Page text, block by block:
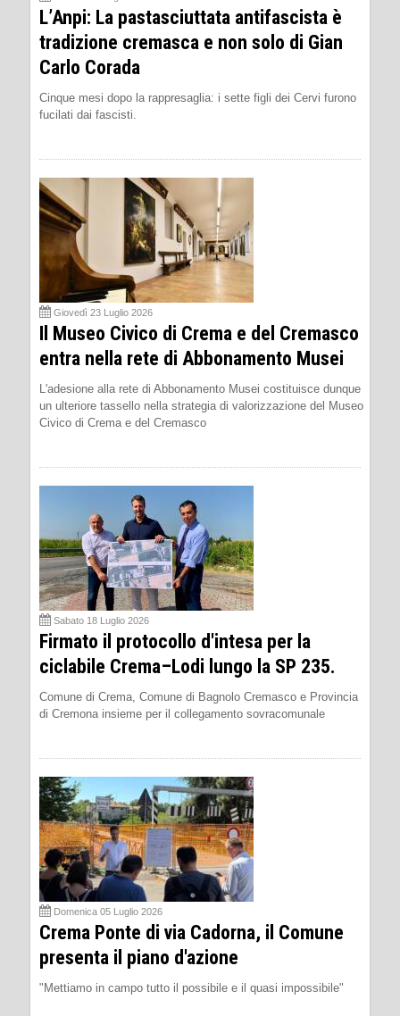
L’Anpi: La pastasciuttata antifascista è
tradizione cremasca e non solo di Gian
Carlo Corada
Cinque mesi dopo la rappresaglia: i sette figli dei Cervi furono
fucilati dai fascisti.
Giovedì 23 Luglio 2026
Il Museo Civico di Crema e del Cremasco
entra nella rete di Abbonamento Musei
L'adesione alla rete di Abbonamento Musei costituisce dunque
un ulteriore tassello nella strategia di valorizzazione del Museo
Civico di Crema e del Cremasco
Sabato 18 Luglio 2026
Firmato il protocollo d'intesa per la
ciclabile Crema–Lodi lungo la SP 235.
Comune di Crema, Comune di Bagnolo Cremasco e Provincia
di Cremona insieme per il collegamento sovracomunale
Domenica 05 Luglio 2026
Crema Ponte di via Cadorna, il Comune
presenta il piano d'azione
"Mettiamo in campo tutto il possibile e il quasi impossibile"